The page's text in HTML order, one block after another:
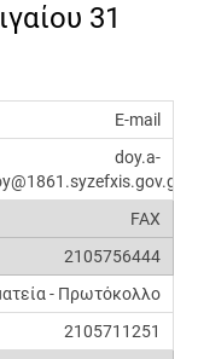
31
E-mail
doy.a-
FAX
2105756444
- Πρωτόκολλο
2105711251